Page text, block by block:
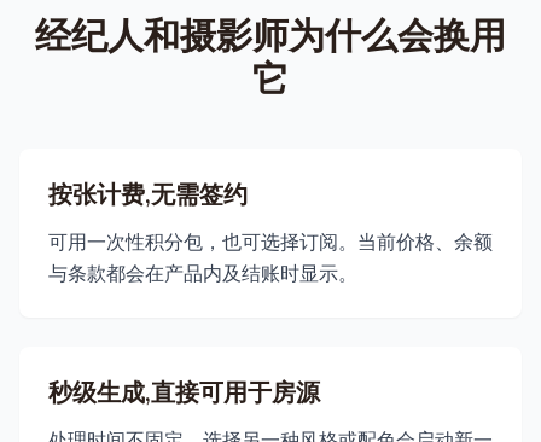
经纪人和摄影师为什么会换用
它
按张计费,无需签约
可用一次性积分包，也可选择订阅。当前价格、余额
与条款都会在产品内及结账时显示。
秒级生成,直接可用于房源